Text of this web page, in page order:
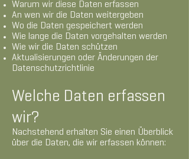
Warum wir diese Daten erfassen
An wen wir die Daten weitergeben
Wo die Daten gespeichert werden
Wie lange die Daten vorgehalten werden
Wie wir die Daten schützen
Aktualisierungen oder Änderungen der
Datenschutzrichtlinie
Welche Daten erfassen
wir?
Nachstehend erhalten Sie einen Überblick
über die Daten, die wir erfassen können: